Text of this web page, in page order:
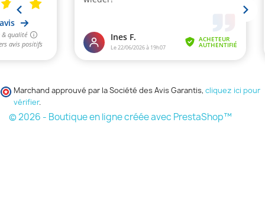
Marchand approuvé par la Société des Avis Garantis, cliquez ici pour
vérifier.
© 2026 - Boutique en ligne créée avec PrestaShop™